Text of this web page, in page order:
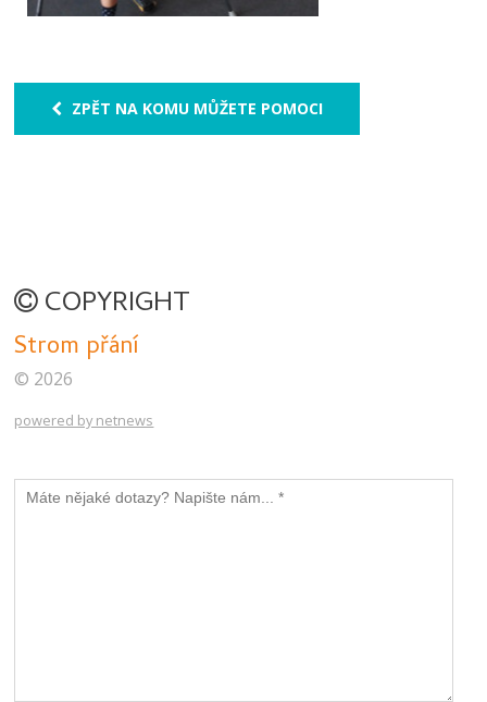
ZPĚT NA KOMU MŮŽETE POMOCI
COPYRIGHT
Strom přání
© 2026
powered by netnews